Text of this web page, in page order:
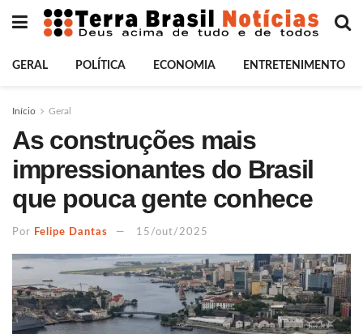
GERAL POLÍTICA ECONOMIA ENTRETENIMENTO
Início Geral
As construções mais
impressionantes do Brasil
que pouca gente conhece
Por Felipe Dantas 15/out/2025